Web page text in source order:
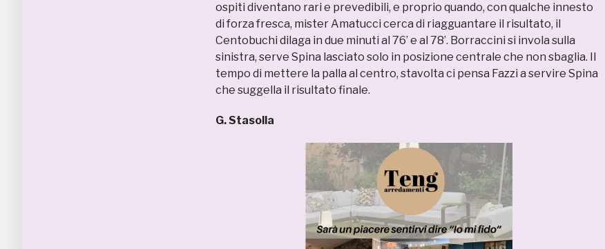
ospiti diventano rari e prevedibili, e proprio quando, con qualche innesto
di forza fresca, mister Amatucci cerca di riagguantare il risultato, il
Centobuchi dilaga in due minuti al 76’ e al 78’. Borraccini si invola sulla
sinistra, serve Spina lasciato solo in posizione centrale che non sbaglia. Il
tempo di mettere la palla al centro, stavolta ci pensa Fazzi a servire Spina
che suggella il risultato finale.
G. Stasolla